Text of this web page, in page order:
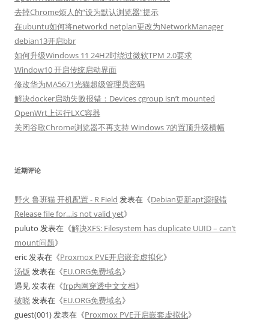
去掉Chrome烦人的“设为默认浏览器”提示
在ubuntu如何将networkd netplan更改为NetworkManager
debian13开启bbr
如何升级Windows 11 24H2时绕过微软TPM 2.0要求
Window10 开启传统启动界面
修改华为MA5671光猫超级管理员密码
解决docker启动失败报错：Devices cgroup isn’t mounted
OpenWrt上运行LXC容器
关闭谷歌Chrome浏览器不再支持 Windows 7的置顶升级横幅
近期评论
野火 鲁班猫 开机配置 - R Field 发表在《Debian更新apt源报错
Release file for…is not valid yet》
puluto 发表在《解决XFS: Filesystem has duplicate UUID – can’t
mount问题》
eric发表在《Proxmox PVE开启嵌套虚拟化》
汤饭 发表在《EU.ORG免费域名》
遇见发表在《frp内网穿透中文文档》
破晓发表在《EU.ORG免费域名》
guest(001)发表在《Proxmox PVE开启嵌套虚拟化》